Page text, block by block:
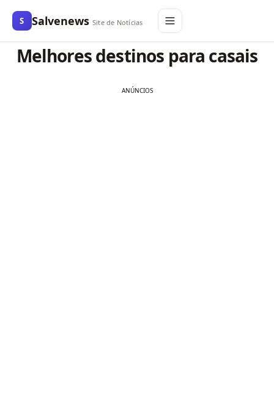
S Salvenews Site de Notícias
Melhores destinos para casais
ANÚNCIOS